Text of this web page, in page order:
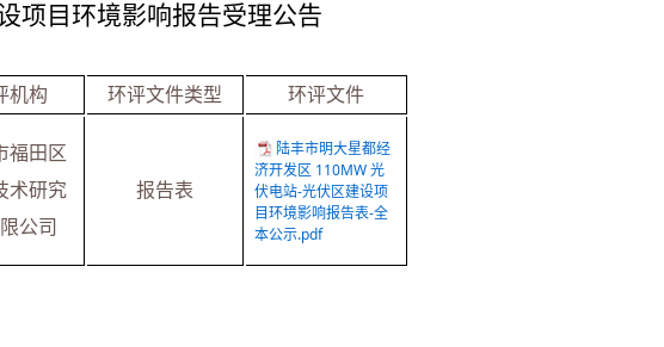
项目环境影响报告受理公告
机构 环评文件类型 环评文件
福田区
术研究
公司
报告表
陆丰市明大星都经
济开发区 110MW 光
伏电站-光伏区建设项
目环境影响报告表-全
本公示.pdf